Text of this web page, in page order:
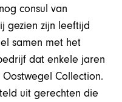
consul van
gezien zijn leeftijd
samen met het
dat enkele jaren
Collection.
uit gerechten die